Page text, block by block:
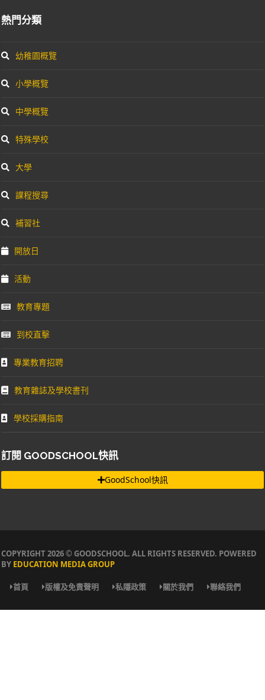
熱門分類
幼稚園概覽
小學概覽
中學概覽
特殊學校
大學
課程搜尋
補習社
開放日
活動
教育專題
到校直擊
專業教育招聘
教育雜誌及學校書刊
學校採購指南
訂閱 GOODSCHOOL快訊
GoodSchool快訊
COPYRIGHT 2026 © GOODSCHOOL. ALL RIGHTS RESERVED. POWERED
BY EDUCATION MEDIA GROUP
首頁 版權及免責聲明 私隱政策 關於我們 聯絡我們